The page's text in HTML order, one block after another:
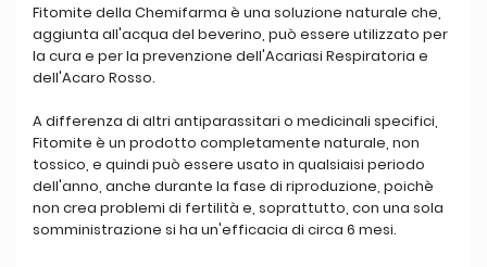
Fitomite della Chemifarma è una soluzione naturale che,
aggiunta all'acqua del beverino, può essere utilizzato per
la cura e per la prevenzione dell'Acariasi Respiratoria e
dell'Acaro Rosso.
A differenza di altri antiparassitari o medicinali specifici,
Fitomite è un prodotto completamente naturale, non
tossico, e quindi può essere usato in qualsiaisi periodo
dell'anno, anche durante la fase di riproduzione, poichè
non crea problemi di fertilità e, soprattutto, con una sola
somministrazione si ha un'efficacia di circa 6 mesi.